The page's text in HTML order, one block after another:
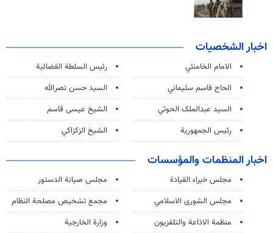
اخبار الشخصيات
الامام الخامنئي
رئیس السلطة القضائیة
الحاج قاسم سليماني
السيد حسن نصرالله
السید عبدالملک الحوثي
الشيخ عيسى قاسم
رئيس الجمهورية
الشيخ الزكزاكي
اخبار المنظمات والمؤسسات
مجلس خبراء القيادة
مجلس صيانة الدستور
مجلس الشورى الاسلامي
مجمع تشخيص مصلحة النظام
منظمة الاذاعة والتلفزیون
وزارة الخارجية